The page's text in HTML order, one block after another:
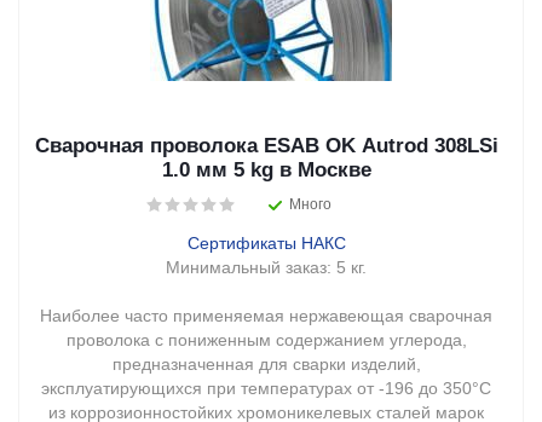
Сварочная проволока ESAB OK Autrod 308LSi
1.0 мм 5 kg в Москве
Много
Сертификаты НАКС
Минимальный заказ: 5 кг.
Наиболее часто применяемая нержавеющая сварочная
проволока с пониженным содержанием углерода,
предназначенная для сварки изделий,
эксплуатирующихся при температурах от -196 до 350°С
из коррозионностойких хромоникелевых сталей марок